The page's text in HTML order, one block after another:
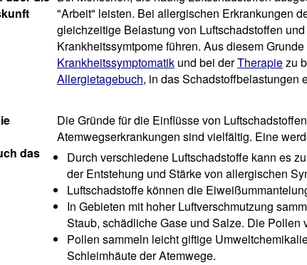
"Arbeit" leisten. Bei allergischen Erkrankungen
gleichzeitige Belastung von Luftschadstoffen
Krankheitssymtpome führen. Aus diesem
Krankheitssymptomatik und bei derTherapiezu
Allergietagebuch, in das Schadstoffbelastungen
das
Die Gründe für die Einflüsse von
Atemwegserkrankungen sind vielfältig. Eine
Durch verschiedene Luftschadstoffe kann es
der Entstehung und Stärke von allergischen
Luftschadstoffe können die
In Gebieten mit hoher Luftverschmutzung
Staub, schädliche Gase und Salze. Die Pollen
Pollen sammeln leicht giftige
Schleimhäute der Atemwege.